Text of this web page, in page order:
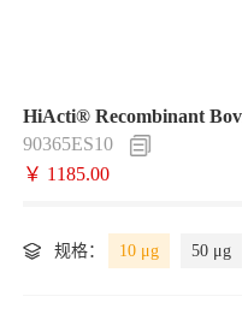
HiActi® Recombinant
90365ES10
￥ 1185.00
规格： 10 μg 50 μg